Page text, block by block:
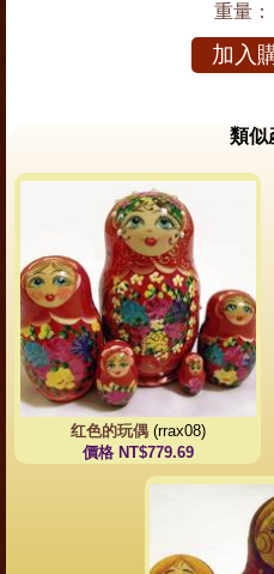
重量：
加入
類似
红色的玩偶(rrax08)
價格 NT$779.69